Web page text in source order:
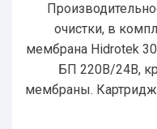
очистки, в
мембрана Hidrotek
БП 220В/24В,
мембраны.